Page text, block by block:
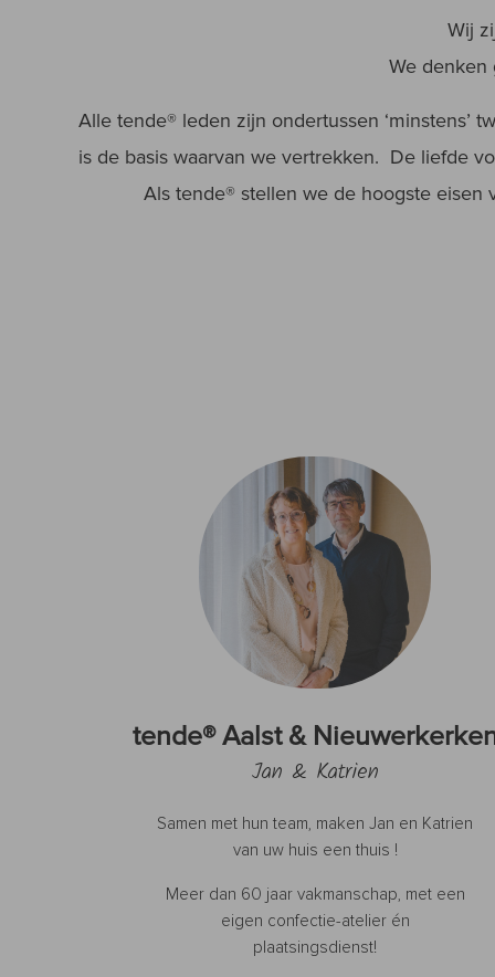
Wij
We denken
Alle tende® leden zijn ondertussen ‘minstens’
is de basis waarvan we vertrekken. De liefde
Als tende® stellen we de hoogste
tende® Aalst &
Jan & Katrien
Samen met hun team, maken Jan en Katrien
van uw huis een thuis !
Meer dan 60 jaar vakmanschap, met een
eigen confectie-atelier én
plaatsingsdienst!